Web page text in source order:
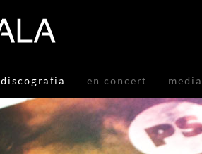
discografia en concert media